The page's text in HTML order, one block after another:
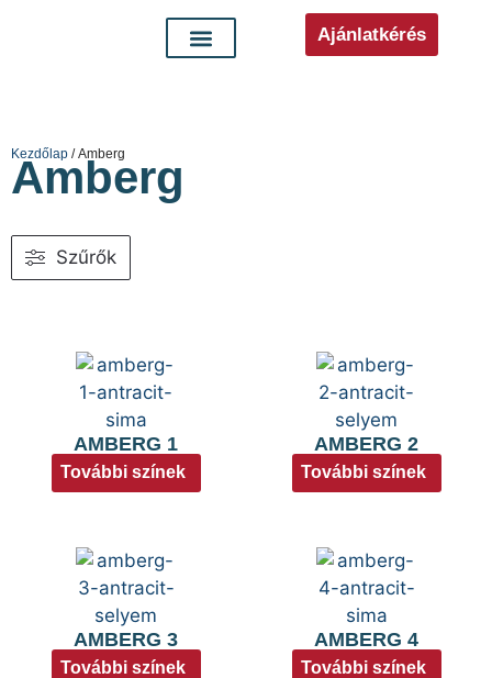
Ajánlatkérés
Kezdőlap / Amberg
Amberg
Szűrők
AMBERG 1
További színek
AMBERG 2
További színek
AMBERG 3
További színek
AMBERG 4
További színek